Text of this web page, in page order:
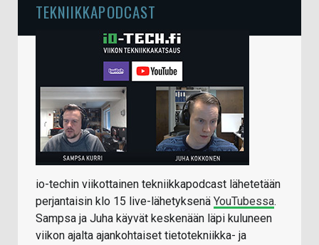
TEKNIIKKAPODCAST
io-techin viikottainen tekniikkapodcast lähetetään
perjantaisin klo 15 live-lähetyksenä YouTubessa.
Sampsa ja Juha käyvät keskenään läpi kuluneen
viikon ajalta ajankohtaiset tietotekniikka- ja